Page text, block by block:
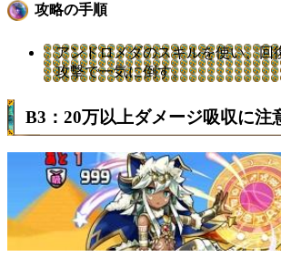
攻略の手順
アンドロメダのスキルを使い、回
攻撃で一気に倒す。
B3：20万以上ダメージ吸収に注